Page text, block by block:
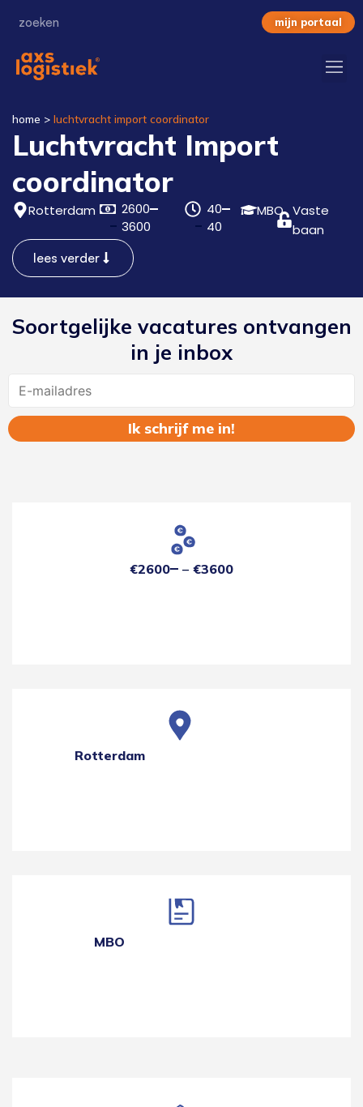
mijn portaal
home > luchtvracht import coordinator
Luchtvracht Import
coordinator
Rotterdam
2600
3600
40
40
MBO Vaste
baan
lees verder
Soortgelijke vacatures ontvangen
in je inbox
€2600 €3600
Rotterdam
MBO